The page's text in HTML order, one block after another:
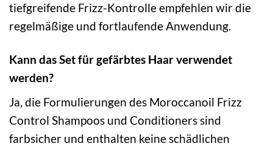
tiefgreifende Frizz-Kontrolle empfehlen wir die
regelmäßige und fortlaufende Anwendung.
Kann das Set für gefärbtes Haar verwendet
werden?
Ja, die Formulierungen des Moroccanoil Frizz
Control Shampoos und Conditioners sind
farbsicher und enthalten keine schädlichen